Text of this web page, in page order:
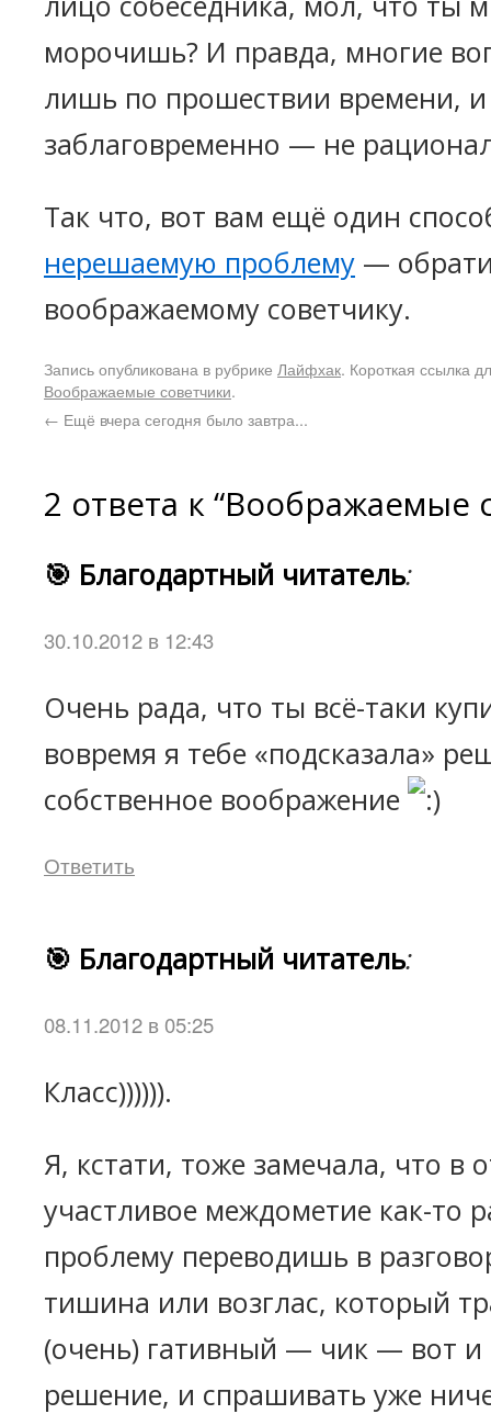
морочишь? И правда, многие
лишь по прошествии времени,
заблаговременно — не
Так что, вот вам ещё один
нерешаемую проблему —
воображаемому советчику.
Запись опубликована в рубрике Лайфхак. Короткая ссылка
Воображаемые советчики.
← Ещё вчера сегодня было завтра...
2 ответа к “Воображаемые
🎯 Благодартный читатель:
30.10.2012 в 12:43
Очень рада, что ты всё-таки
вовремя я тебе «подсказала»
собственное воображение
Ответить
🎯 Благодартный читатель:
08.11.2012 в 05:25
Класс)))))).
Я, кстати, тоже замечала, что в
участливое междометие как-то
проблему переводишь в
тишина или возглас, который
(очень) гативный — чик — вот и
решение, и спрашивать уже